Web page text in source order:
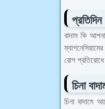
বাদাম কি
রোগ
চিনা
চিনা বাদামে